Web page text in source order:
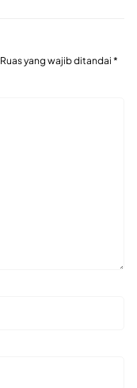
Ruas yang wajib ditandai *